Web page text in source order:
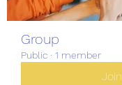
Group
Public · 1 member
Join